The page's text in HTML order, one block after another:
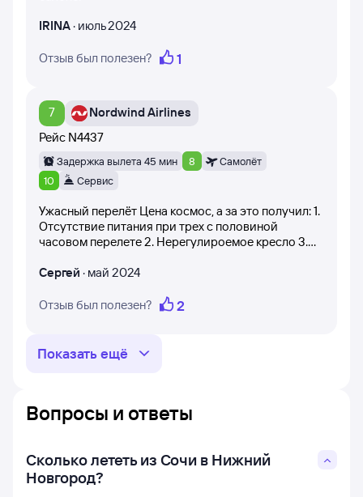
и остаются в том виде, в котором их оставил
модерации.
Сочи — Нижний Новгород, прочитав отзывы клиентов
Туту. Отзывы часто помогают определиться с выбором
авиакомпании, сформировать правильные ожидания
IRINA · июль 2024
Отзыв был полезен? 1
7
Nordwind Airlines
Рейс N4437
Задержка вылета 45 мин 8
Самолёт
10
Сервис
Ужасный перелёт Цена космос, а за это получил: 1.
Отсутствие питания при трех с половиной
часовом перелете 2. Нерегулироемое кресло 3.
будто так не видно, что это ручная кладь
единственный прямой перелёт из Сочи в Нижний.
Сергей · май 2024
Отзыв был полезен? 2
Показать ещё
Вопросы и ответы
Сколько лететь из Сочи в Нижний
Новгород?